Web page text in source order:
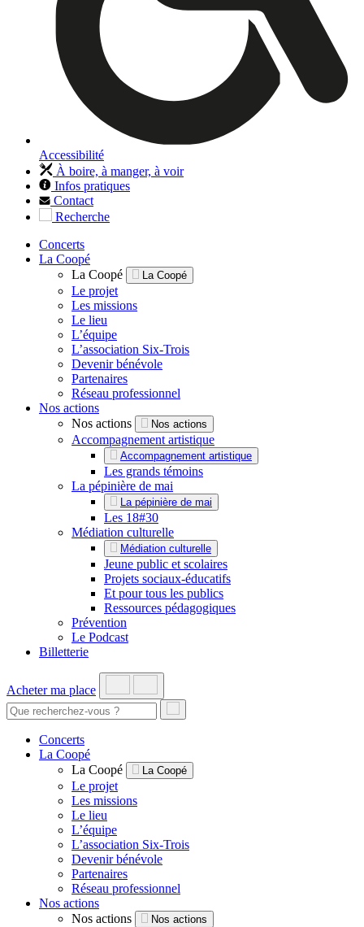
Accessibilité
À boire, à manger, à voir
Infos pratiques
Contact
Recherche
Concerts
La Coopé
La Coopé
La Coopé
Le projet
Les missions
Le lieu
L’équipe
L’association Six-Trois
Devenir bénévole
Partenaires
Réseau professionnel
Nos actions
Nos actions
Nos actions
Accompagnement artistique
Accompagnement artistique
Les grands témoins
La pépinière de mai
La pépinière de mai
Les 18#30
Médiation culturelle
Médiation culturelle
Jeune public et scolaires
Projets sociaux-éducatifs
Et pour tous les publics
Ressources pédagogiques
Prévention
Le Podcast
Billetterie
Acheter ma place
Concerts
La Coopé
La Coopé
La Coopé
Le projet
Les missions
Le lieu
L’équipe
L’association Six-Trois
Devenir bénévole
Partenaires
Réseau professionnel
Nos actions
Nos actions
Nos actions